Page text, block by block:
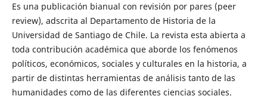
Es una publicación bianual con revisión por pares (peer
review), adscrita al Departamento de Historia de la
Universidad de Santiago de Chile. La revista esta abierta a
toda contribución académica que aborde los fenómenos
políticos, económicos, sociales y culturales en la historia, a
partir de distintas herramientas de análisis tanto de las
humanidades como de las diferentes ciencias sociales.